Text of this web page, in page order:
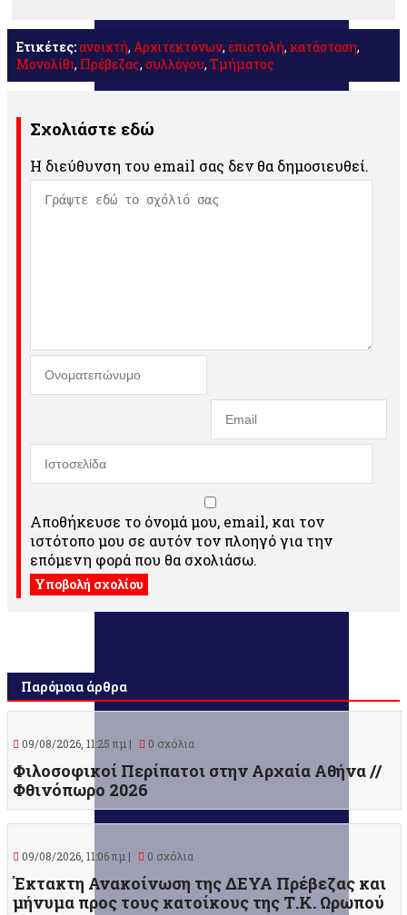
Ετικέτες:ανοιχτή, Αρχιτεκτόνων, επιστολή, κατάσταση,
Μονολίθι, Πρέβεζας, συλλόγου, Τμήματος
Σχολιάστε εδώ
Η διεύθυνση του email σας δεν θα δημοσιευθεί.
Αποθήκευσε το όνομά μου, email, και τον
ιστότοπο μου σε αυτόν τον πλοηγό για την
επόμενη φορά που θα σχολιάσω.
Παρόμοια άρθρα
09/08/2026, 11:25 πμ | 0 σχόλια
Φιλοσοφικοί Περίπατοι στην Αρχαία Αθήνα //
Φθινόπωρο 2026
09/08/2026, 11:06 πμ | 0 σχόλια
Έκτακτη Ανακοίνωση της ΔΕΥΑ Πρέβεζας και
μήνυμα προς τους κατοίκους της Τ.Κ. Ωρωπού